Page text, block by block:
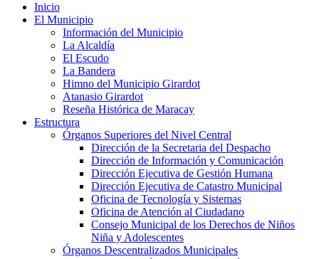
Inicio
El Municipio
Información del Municipio
La Alcaldía
El Escudo
La Bandera
Himno del Municipio Girardot
Atanasio Girardot
Reseña Histórica de Maracay
Estructura
Órganos Superiores del Nivel Central
Dirección de la Secretaria del Despacho
Dirección de Información y Comunicación
Dirección Ejecutiva de Gestión Humana
Dirección Ejecutiva de Catastro Municipal
Oficina de Tecnología y Sistemas
Oficina de Atención al Ciudadano
Consejo Municipal de los Derechos de Niños
Niña y Adolescentes
Órganos Descentralizados Municipales